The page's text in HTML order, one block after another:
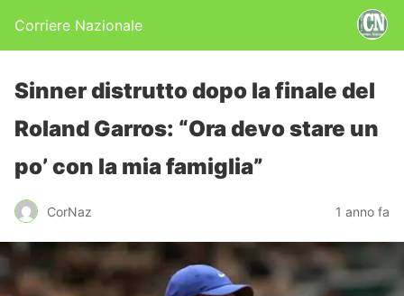
Corriere Nazionale
Sinner distrutto dopo la finale del
Roland Garros: “Ora devo stare un
po’ con la mia famiglia”
CorNaz 1 anno fa